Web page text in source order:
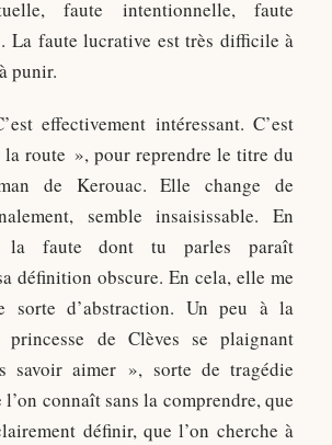
faute intentionnelle, faute
La faute lucrative est très difficile à
punir.
effectivement intéressant. C’est
la route », pour reprendre le titre du
de Kerouac. Elle change de
semble insaisissable. En
la faute dont tu parles paraît
définition obscure. En cela, elle me
sorte d’abstraction. Un peu à la
de Clèves se plaignant
savoir aimer », sorte de tragédie
l’on connaît sans la comprendre, que
définir, que l’on cherche à